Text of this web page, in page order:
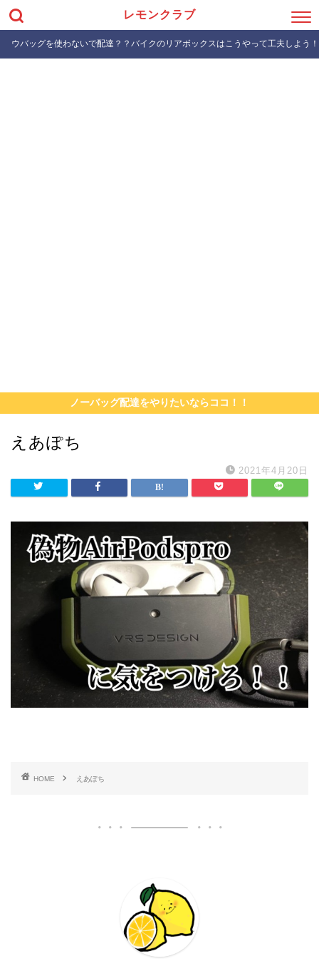
レモンクラブ
ウバッグを使わないで配達？？バイクのリアボックスはこうやって工夫しよう
ノーバッグ配達をやりたいならココ！！
えあぽち
2021年4月20日
HOME えあぽち